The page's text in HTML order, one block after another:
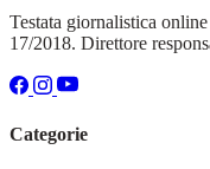
Testata giornalistica
17/2018. Direttore
Categorie